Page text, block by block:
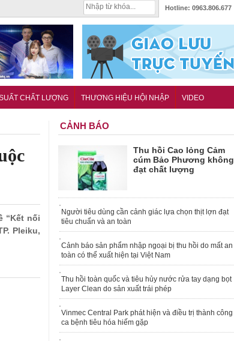
Hotline: 0963.806.677
CHẤT LƯỢNG THƯƠNG HIỆU HỘI NHẬP VIDEO
“Kết nối
Pleiku,
CẢNH BÁO
Thu hồi Cao lỏng Cảm
cúm Bảo Phương không
đạt chất lượng
Người tiêu dùng cần cảnh giác lựa chọn thịt lợn đạt
tiêu chuẩn và an toàn
Cảnh báo sản phẩm nhập ngoại bị thu hồi do mất an
toàn có thể xuất hiện tại Việt Nam
Thu hồi toàn quốc và tiêu hủy nước rửa tay dạng bọt
Layer Clean do sản xuất trái phép
Vinmec Central Park phát hiện và điều trị thành công
ca bệnh tiêu hóa hiếm gặp